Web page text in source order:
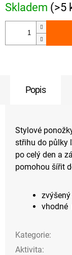
Skladem (>5
Popis
Stylové
střihu do půlky
po celý den a
pomohou šířit
vhodné
Kategorie:
Aktivita: